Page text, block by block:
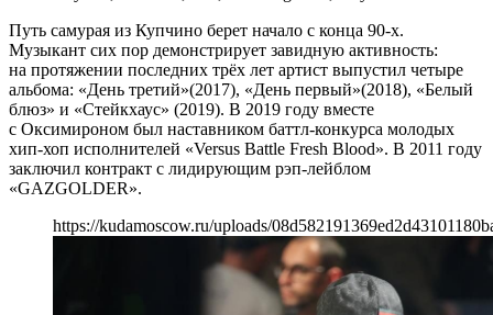
Путь самурая из Купчино берет начало с конца 90-х.
Музыкант сих пор демонстрирует завидную активность:
на протяжении последних трёх лет артист выпустил четыре
альбома: «День третий»(2017), «День первый»(2018), «Белый
блюз» и «Стейкхаус» (2019). В 2019 году вместе
с Оксимироном был наставником баттл-конкурса молодых
хип-хоп исполнителей «Versus Battle Fresh Blood». В 2011 году
заключил контракт с лидирующим рэп-лейблом
«GAZGOLDER».
https://kudamoscow.ru/uploads/